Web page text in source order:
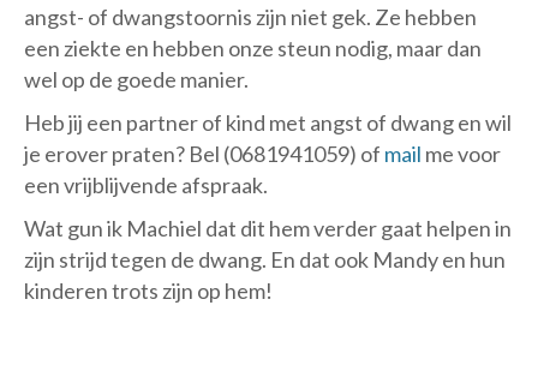
angst- of dwangstoornis zijn niet gek. Ze hebben
een ziekte en hebben onze steun nodig, maar dan
wel op de goede manier.
Heb jij een partner of kind met angst of dwang en wil
je erover praten? Bel (0681941059) of mail me voor
een vrijblijvende afspraak.
Wat gun ik Machiel dat dit hem verder gaat helpen in
zijn strijd tegen de dwang. En dat ook Mandy en hun
kinderen trots zijn op hem!